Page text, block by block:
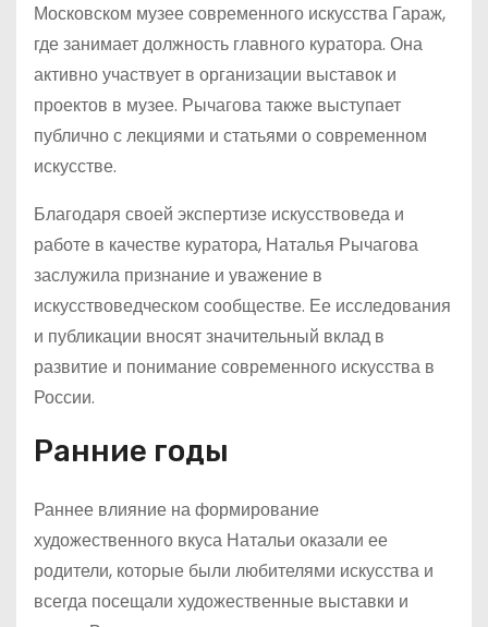
Московском музее современного искусства Гараж,
где занимает должность главного куратора. Она
активно участвует в организации выставок и
проектов в музее. Рычагова также выступает
публично с лекциями и статьями о современном
искусстве.
Благодаря своей экспертизе искусствоведа и
работе в качестве куратора, Наталья Рычагова
заслужила признание и уважение в
искусствоведческом сообществе. Ее исследования
и публикации вносят значительный вклад в
развитие и понимание современного искусства в
России.
Ранние годы
Раннее влияние на формирование
художественного вкуса Натальи оказали ее
родители, которые были любителями искусства и
всегда посещали художественные выставки и